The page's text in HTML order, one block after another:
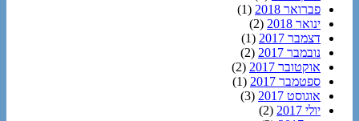
פברואר 2018
(1)
ינואר 2018
(2)
דצמבר 2017
(1)
נובמבר 2017
(2)
אוקטובר 2017
(2)
ספטמבר 2017
(1)
אוגוסט 2017
(3)
יולי 2017
(2)